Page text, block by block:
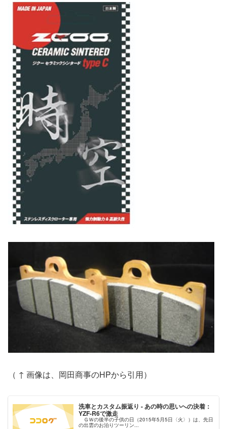
（ ↑ 画像は、岡田商事のHPから引用）
洗車とカスタム振返り - あの時の思いへの決着：
YZF-R6で激走
ＧＷの後半の子供の日（2015年5月5日〈火〉）は、先日
の出雲のお泊りツーリン...